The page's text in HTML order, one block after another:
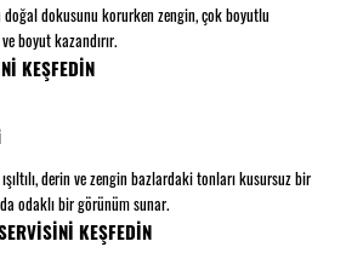
dokusunu korurken zengin, çok boyutlu
boyut kazandırır.
KEŞFEDİN
derin ve zengin bazlardaki tonları kusursuz bir
odaklı bir görünüm sunar.
KEŞFEDİN